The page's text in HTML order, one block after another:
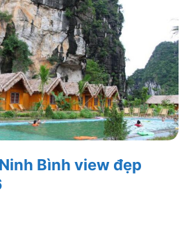
Bình view đẹp